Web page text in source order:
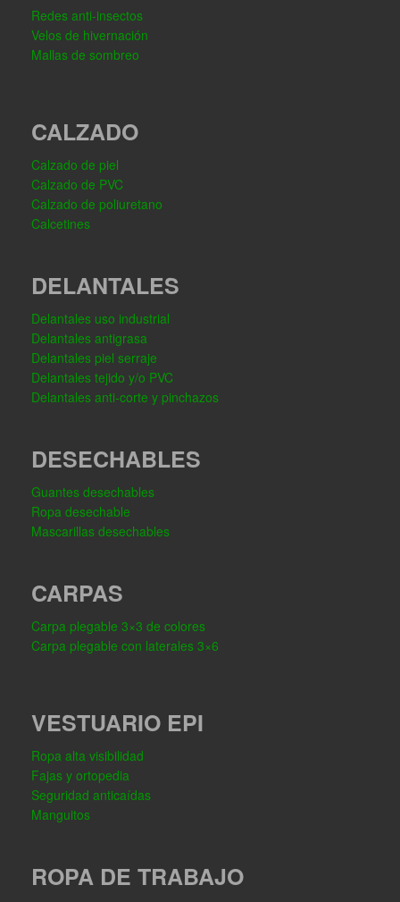
Redes anti-insectos
Velos de hivernación
Mallas de sombreo
CALZADO
Calzado de piel
Calzado de PVC
Calzado de poliuretano
Calcetines
DELANTALES
Delantales uso industrial
Delantales antigrasa
Delantales piel serraje
Delantales tejido y/o PVC
Delantales anti-corte y pinchazos
DESECHABLES
Guantes desechables
Ropa desechable
Mascarillas desechables
CARPAS
Carpa plegable 3×3 de colores
Carpa plegable con laterales 3×6
VESTUARIO EPI
Ropa alta visibilidad
Fajas y ortopedia
Seguridad anticaídas
Manguitos
ROPA DE TRABAJO